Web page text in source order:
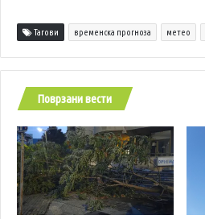
Тагови временска прогноза метео
Поврзани вести